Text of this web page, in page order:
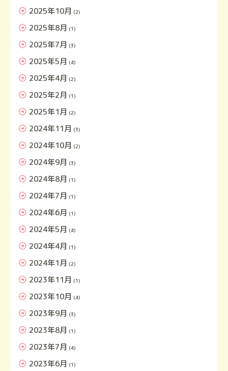
2025年10月 (2)
2025年8月 (1)
2025年7月 (3)
2025年5月 (4)
2025年4月 (2)
2025年2月 (1)
2025年1月 (2)
2024年11月 (3)
2024年10月 (2)
2024年9月 (3)
2024年8月 (1)
2024年7月 (1)
2024年6月 (1)
2024年5月 (4)
2024年4月 (1)
2024年1月 (2)
2023年11月 (1)
2023年10月 (4)
2023年9月 (3)
2023年8月 (1)
2023年7月 (4)
2023年6月 (1)